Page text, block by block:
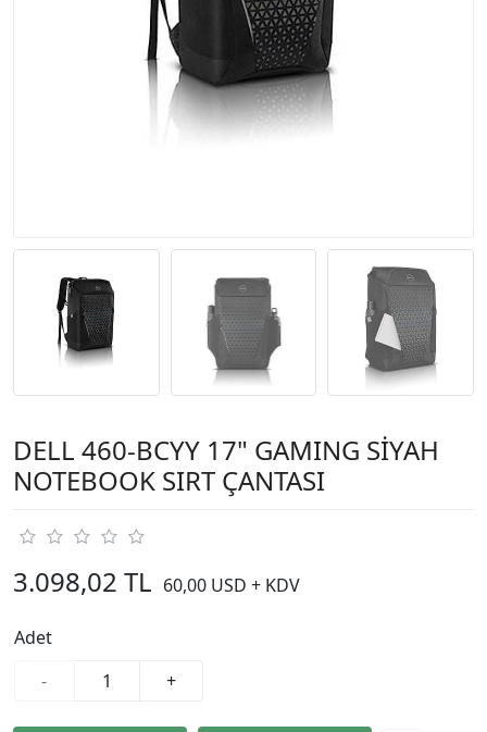
DELL 460-BCYY 17" GAMING SİYAH
NOTEBOOK SIRT ÇANTASI
3.098,02 TL 60,00 USD + KDV
Adet
-
+